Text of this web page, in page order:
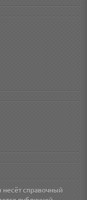
несёт справочный